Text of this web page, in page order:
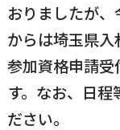
おりましたが
からは埼玉県
参加資格申請受
す。なお、日
ださい。